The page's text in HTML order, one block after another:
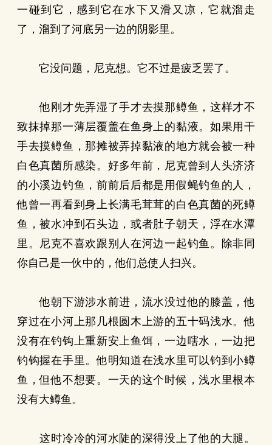
一碰到它，感到它在水下又滑又凉，它就溜走
了，溜到了河底另一边的阴影里。
它没问题，尼克想。它不过是疲乏罢了。
他刚才先弄湿了手才去摸那鳟鱼，这样才不
致抹掉那一薄层覆盖在鱼身上的黏液。如果用干
手去摸鳟鱼，那摊被弄掉黏液的地方就会被一种
白色真菌所感染。好多年前，尼克曾到人头济济
的小溪边钓鱼，前前后后都是用假蝇钓鱼的人，
他曾一再看到身上长满毛茸茸的白色真菌的死鳟
鱼，被水冲到石头边，或者肚子朝天，浮在水潭
里。尼克不喜欢跟别人在河边一起钓鱼。除非同
你自己是一伙中的，他们总使人扫兴。
他朝下游涉水前进，流水没过他的膝盖，他
穿过在小河上那几根圆木上游的五十码浅水。他
没有在钓钩上重新安上鱼饵，一边嗐水，一边把
钓钩握在手里。他明知道在浅水里可以钓到小鳟
鱼，但他不想要。一天的这个时候，浅水里根本
没有大鳟鱼。
这时冷冷的河水陡的深得没上了他的大腿。